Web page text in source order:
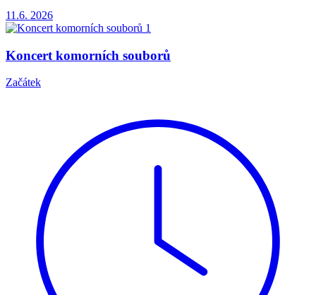
11.6. 2026
Koncert komorních souborů
Začátek